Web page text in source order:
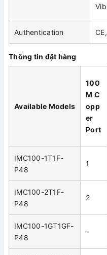
Authentication
Thông tin đặt hàng
Available Models
100
M C
opp
er
Port
IMC100-1T1F-
P48
1
IMC100-2T1F-
P48
2
IMC100-1GT1GF-
P48
–